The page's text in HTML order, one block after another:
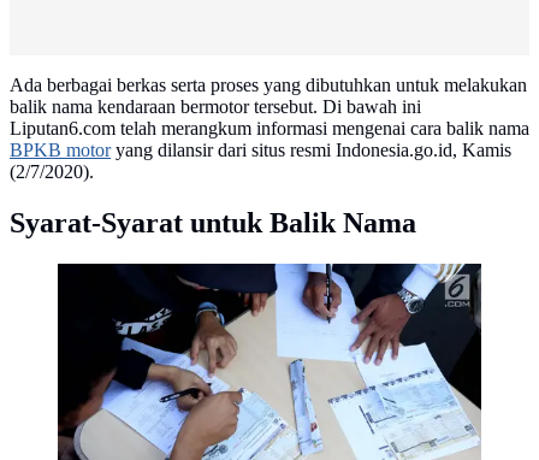
Ada berbagai berkas serta proses yang dibutuhkan untuk melakukan
balik nama kendaraan bermotor tersebut. Di bawah ini
Liputan6.com telah merangkum informasi mengenai cara balik nama
BPKB motoryang dilansir dari situs resmi Indonesia.go.id, Kamis
(2/7/2020).
Syarat-Syarat untuk Balik Nama
Warga mengisi formulir untuk membayar pajak
kendaraan bermotor di samsat keliling di car free day,
Jakarta, Minggu (27/8). Perpanjangan STNK tanpa
BPKB hanya berlaku di gerai Samsat Keliling car free
day. (Liputan6.com/Angga Yuniar)